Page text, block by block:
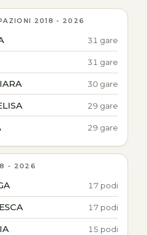
2018 - 2026
31 gare
31 gare
30 gare
29 gare
29 gare
- 2026
17 podi
17 podi
15 podi